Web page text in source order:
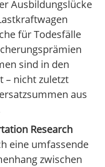
Ausbildungslücke
für Todesfälle
sind in den
– nicht zuletzt
aus
Research
eine umfassende
zwischen